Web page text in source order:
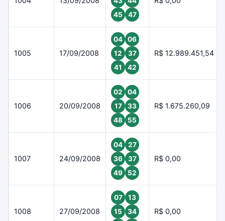
45
47
1005 17/09/2008
04
06
12
37
41
42
R$ 12.989.451,54
1006 20/09/2008
02
04
17
33
48
55
R$ 1.675.260,09
1007 24/09/2008
04
27
36
37
49
52
R$ 0,00
1008 27/09/2008
07
13
15
34
R$ 0,00